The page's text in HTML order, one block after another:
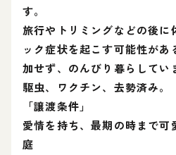
す。
旅行やトリミングなどの後に
ック症状を起こす可能性が
加せず、のんびり暮らしてい
駆虫、ワクチン、去勢済み。
「譲渡条件」
愛情を持ち、最期の時まで可
庭